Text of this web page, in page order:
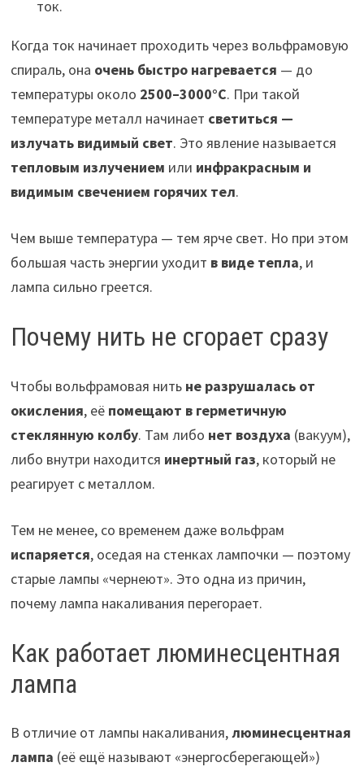
ток.
Когда ток начинает проходить через вольфрамовую
спираль, она очень быстро нагревается — до
температуры около 2500–3000°C. При такой
температуре металл начинает светиться —
излучать видимый свет. Это явление называется
тепловым излучением или инфракрасным и
видимым свечением горячих тел.
Чем выше температура — тем ярче свет. Но при этом
большая часть энергии уходит в виде тепла, и
лампа сильно греется.
Почему нить не сгорает сразу
Чтобы вольфрамовая нить не разрушалась от
окисления, её помещают в герметичную
стеклянную колбу. Там либо нет воздуха (вакуум),
либо внутри находится инертный газ, который не
реагирует с металлом.
Тем не менее, со временем даже вольфрам
испаряется, оседая на стенках лампочки — поэтому
старые лампы «чернеют». Это одна из причин,
почему лампа накаливания перегорает.
Как работает люминесцентная
лампа
В отличие от лампы накаливания,люминесцентная
лампа (её ещё называют «энергосберегающей»)